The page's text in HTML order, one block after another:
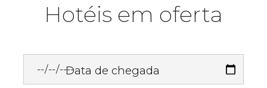
Hotéis em oferta
Data de chegada